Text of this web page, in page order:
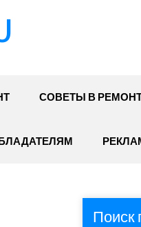
СОВЕТЫ В
Поиск